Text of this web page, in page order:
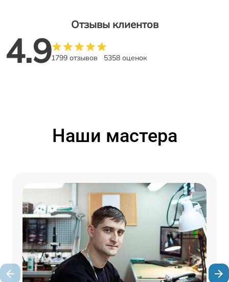
Отзывы клиентов
4.91799 отзывов 5358 оценок
Наши мастера